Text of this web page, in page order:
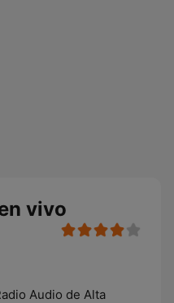
vivo
Audio de Alta